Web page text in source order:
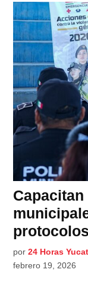
por 24 Horas
febrero 19, 2026